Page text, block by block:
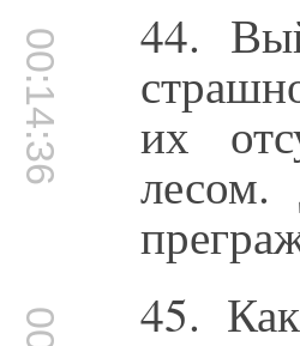
00:14:36 44.
их
лесом.
45.